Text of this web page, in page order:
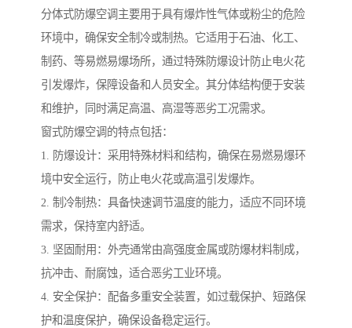
分体式防爆空调主要用于具有爆炸性气体或粉尘的危险
环境中，确保安全制冷或制热。它适用于石油、化工、
制药、等易燃易爆场所，通过特殊防爆设计防止电火花
引发爆炸，保障设备和人员安全。其分体结构便于安装
和维护，同时满足高温、高湿等恶劣工况需求。
窗式防爆空调的特点包括：
1. 防爆设计：采用特殊材料和结构，确保在易燃易爆环
境中安全运行，防止电火花或高温引发爆炸。
2. 制冷制热：具备快速调节温度的能力，适应不同环境
需求，保持室内舒适。
3. 坚固耐用：外壳通常由高强度金属或防爆材料制成，
抗冲击、耐腐蚀，适合恶劣工业环境。
4. 安全保护：配备多重安全装置，如过载保护、短路保
护和温度保护，确保设备稳定运行。